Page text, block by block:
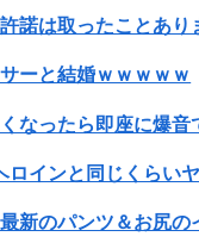
諾は取ったことあり
ーと結婚ｗｗｗｗｗ
ロインと同じくらい